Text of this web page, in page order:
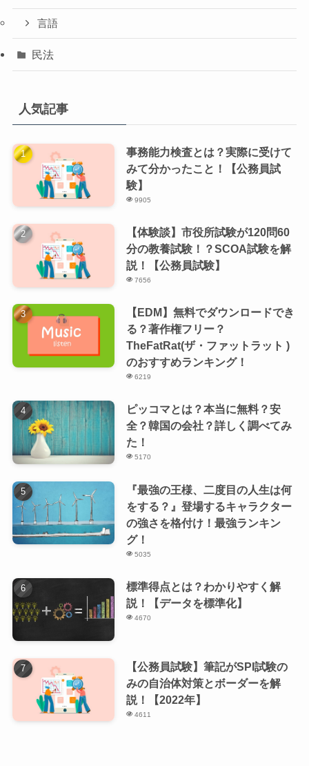
言語
民法
人気記事
事務能力検査とは？実際に受けて
みて分かったこと！【公務員試
験】
9905
【体験談】市役所試験が120問60
分の教養試験！？SCOA試験を解
説！【公務員試験】
7656
【EDM】無料でダウンロードでき
る？著作権フリー？
TheFatRat(ザ・ファットラット )
のおすすめランキング！
6219
ピッコマとは？本当に無料？安
全？韓国の会社？詳しく調べてみ
た！
5170
『最強の王様、二度目の人生は何
をする？』登場するキャラクター
の強さを格付け！最強ランキン
グ！
5035
標準得点とは？わかりやすく解
説！【データを標準化】
4670
【公務員試験】筆記がSPI試験の
みの自治体対策とボーダーを解
説！【2022年】
4611